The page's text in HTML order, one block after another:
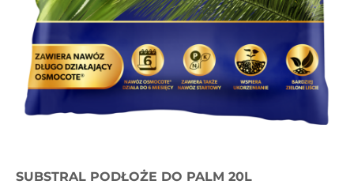
SUBSTRAL PODŁOŻE DO PALM 20L